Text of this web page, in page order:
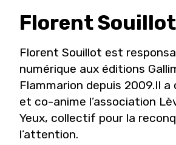
FlorentSouillot
Florent Souillot est
numérique aux éditions
Flammarion depuis 2009.Il
et co-anime l’association
Yeux, collectif pour la
l’attention.